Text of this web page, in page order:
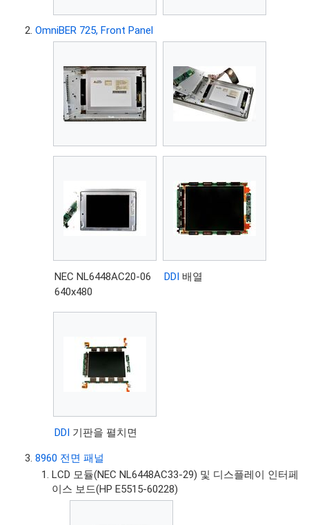
OmniBER 725, Front Panel
NEC NL6448AC20-06
640x480
DDI 배열
DDI 기판을 펼치면
8960 전면 패널
LCD 모듈(NEC NL6448AC33-29) 및 디스플레이 인터페
이스 보드(HP E5515-60228)